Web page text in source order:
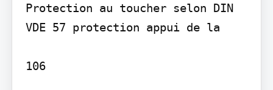
Protection au toucher selon DIN
VDE 57 protection appui de la
106